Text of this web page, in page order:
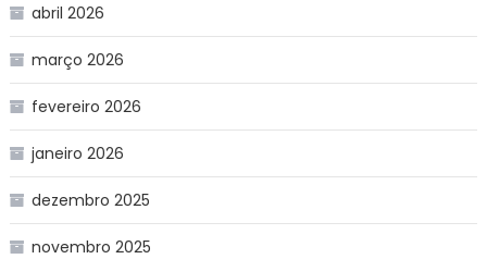
abril 2026
março 2026
fevereiro 2026
janeiro 2026
dezembro 2025
novembro 2025